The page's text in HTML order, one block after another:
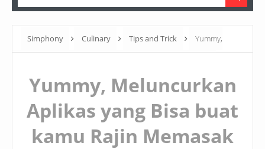
Simphony Culinary Tips and Trick Yummy,
Yummy, Meluncurkan
Aplikas yang Bisa buat
kamu Rajin Memasak